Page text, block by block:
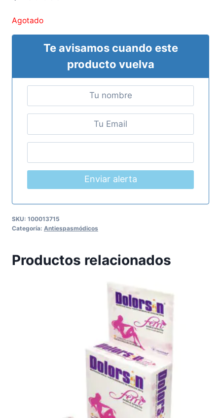
Agotado
Te avisamos cuando este
producto vuelva
Enviar alerta
SKU: 100013715
Categoría: Antiespasmódicos
Productos relacionados